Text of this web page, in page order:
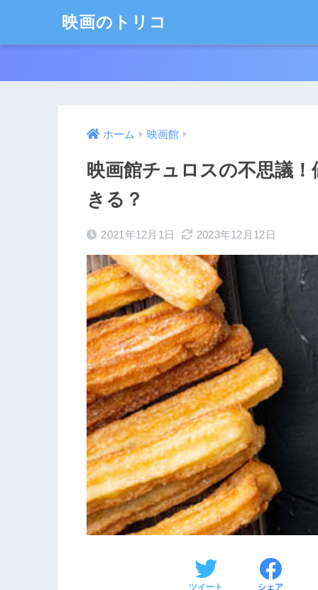
映画のトリコ
ホーム 映画館
映画館チュロスの不思議
きる？
2021年12月1日 2023年12月12日
ツイート シェア